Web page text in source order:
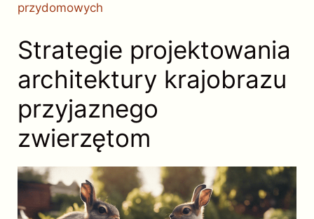
przydomowych
Strategie projektowania
architektury krajobrazu
przyjaznego
zwierzętom